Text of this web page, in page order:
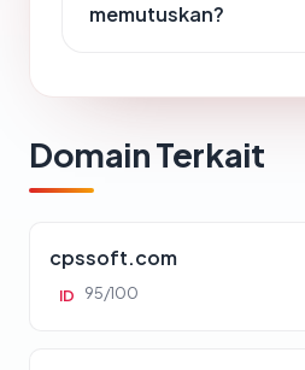
memutuskan?
Domain Terkait
cpssoft.com
ID 95/100